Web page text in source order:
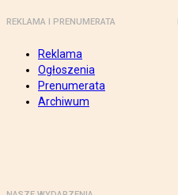
REKLAMA I PRENUMERATA
Reklama
Ogłoszenia
Prenumerata
Archiwum